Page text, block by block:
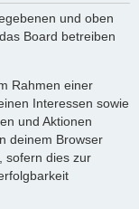
und oben
Board betreiben
Rahmen einer
Interessen sowie
und Aktionen
deinem Browser
sofern dies zur